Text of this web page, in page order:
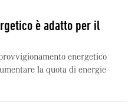
è adatto per il
energetico
la quota di energie